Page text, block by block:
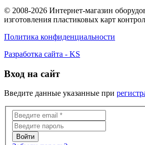
© 2008-2026 Интернет-магазин
изготовления пластиковых карт
Политика конфиденциальности
Разработка сайта - KS
Вход на сайт
Введите данные указанные при